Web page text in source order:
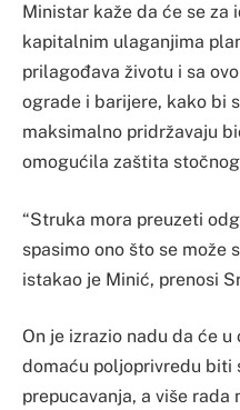
Ministar kaže da će se za
kapitalnim ulaganjima
prilagođava životu i sa
ograde i barijere, kako bi
maksimalno pridržavaju
omogućila zaštita
“Struka mora preuzeti
spasimo ono što se može
istakao je Minić, prenosi
On je izrazio nadu da će
domaću poljoprivredu biti
prepucavanja, a više rada